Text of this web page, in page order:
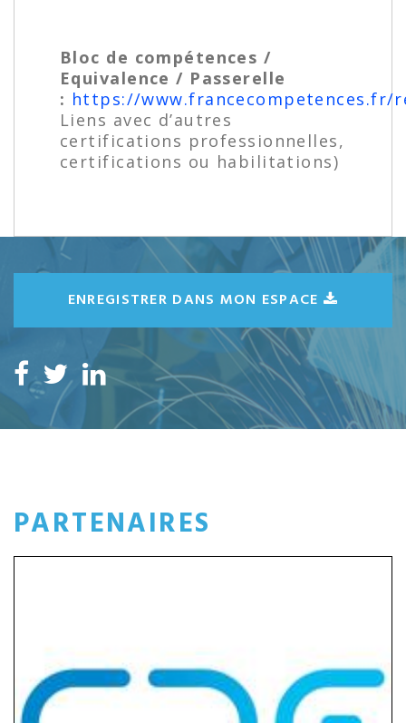
Bloc de compétences /
Equivalence / Passerelle
: https://www.francecompetences.fr/
Liens avec d’autres
certifications professionnelles,
certifications ou habilitations)
ENREGISTRER DANS MON ESPACE
PARTENAIRES